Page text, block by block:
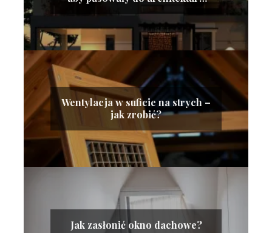
Wentylacja w suficie na strych –
jak zrobić?
Jak zasłonić okno dachowe?